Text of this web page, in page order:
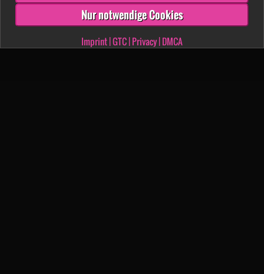
Nur notwendige Cookies
Imprint|GTC|Privacy|DMCA